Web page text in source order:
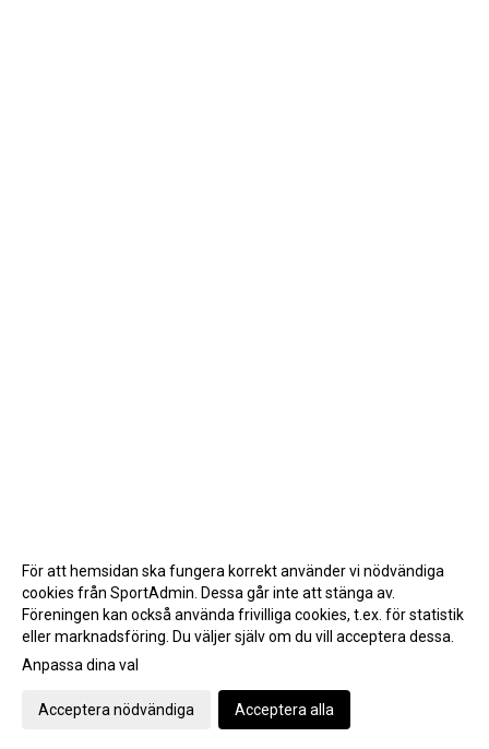
Gå till Webbversion
För att hemsidan ska fungera korrekt använder vi nödvändiga
cookies från SportAdmin. Dessa går inte att stänga av.
Föreningen kan också använda frivilliga cookies, t.ex. för statistik
eller marknadsföring. Du väljer själv om du vill acceptera dessa.
Anpassa dina val
Acceptera nödvändiga Acceptera alla